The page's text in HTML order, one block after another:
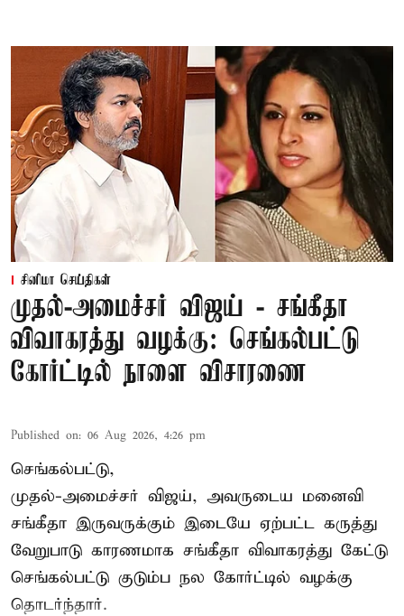
சினிமா செய்திகள்
முதல்-அமைச்சர் விஜய் - சங்கீதா
விவாகரத்து வழக்கு: செங்கல்பட்டு
கோர்ட்டில் நாளை விசாரணை
Published on: 06 Aug 2026, 4:26 pm
செங்கல்பட்டு,
முதல்-அமைச்சர் விஜய், அவருடைய மனைவி
சங்கீதா இருவருக்கும் இடையே ஏற்பட்ட கருத்து
வேறுபாடு காரணமாக சங்கீதா விவாகரத்து கேட்டு
செங்கல்பட்டு குடும்ப நல கோர்ட்டில் வழக்கு
தொடர்ந்தார்.